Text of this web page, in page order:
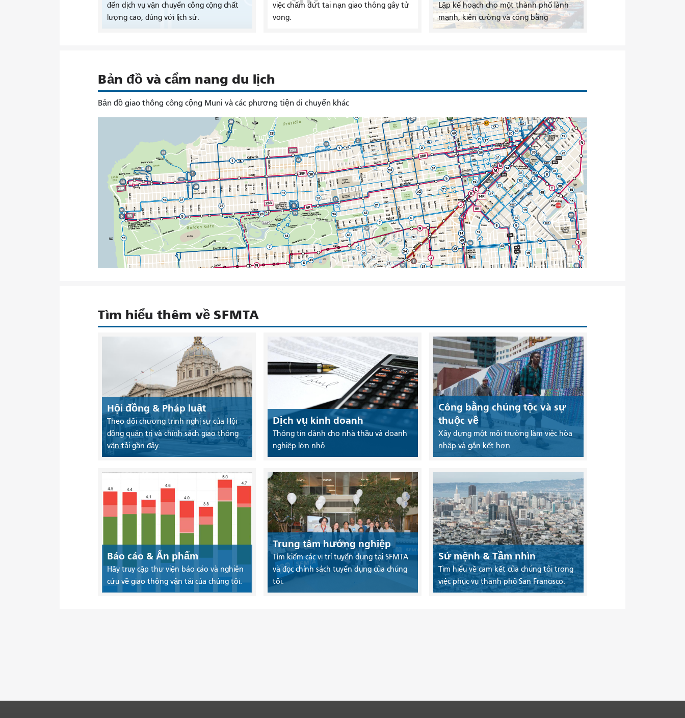
đến dịch vụ vận chuyển công cộng chất
lượng cao, đúng với lịch sử.
việc chấm dứt tai nạn giao thông gây tử
vong.
Lập kế hoạch cho một thành phố lành
mạnh, kiên cường và công bằng
Bản đồ và cẩm nang du lịch
Bản đồ giao thông công cộng Muni và các phương tiện di chuyển khác
Tìm hiểu thêm về SFMTA
Hội đồng & Pháp luật
Theo dõi chương trình nghị sự của Hội
đồng quản trị và chính sách giao thông
vận tải gần đây.
Dịch vụ kinh doanh
Thông tin dành cho nhà thầu và doanh
nghiệp lớn nhỏ
Công bằng chủng tộc và sự
thuộc về
Xây dựng một môi trường làm việc hòa
nhập và gắn kết hơn
Báo cáo & Ấn phẩm
Hãy truy cập thư viện báo cáo và nghiên
cứu về giao thông vận tải của chúng tôi.
Trung tâm hướng nghiệp
Tìm kiếm các vị trí tuyển dụng tại SFMTA
và đọc chính sách tuyển dụng của chúng
tôi.
Sứ mệnh & Tầm nhìn
Tìm hiểu về cam kết của chúng tôi trong
việc phục vụ thành phố San Francisco.